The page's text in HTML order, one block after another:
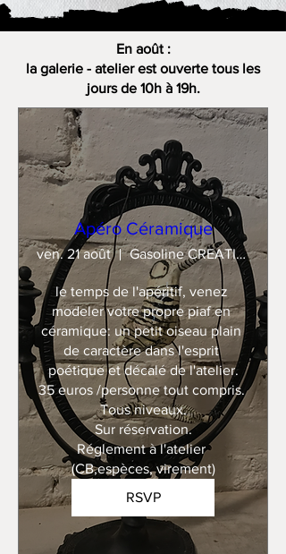
En août :
la galerie - atelier est ouverte tous les
jours de 10h à 19h.
Apéro Céramique
ven. 21 août Gasoline CREATION
le temps de l'apéritif, venez
modeler votre propre piaf en
céramique: un petit oiseau plain
de caractère dans l'esprit
poétique et décalé de l'atelier.
35 euros /personne tout compris.
Tous niveaux.
Sur réservation.
Réglement à l'atelier
(CB,espèces, virement)
RSVP